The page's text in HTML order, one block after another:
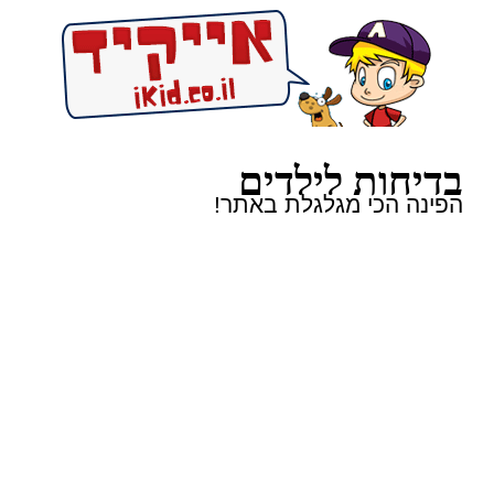
בדיחות לילדים
הפינה הכי מגלגלת באתר!